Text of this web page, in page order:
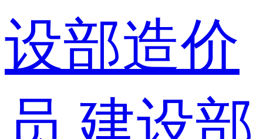
设部造价
员 建设部